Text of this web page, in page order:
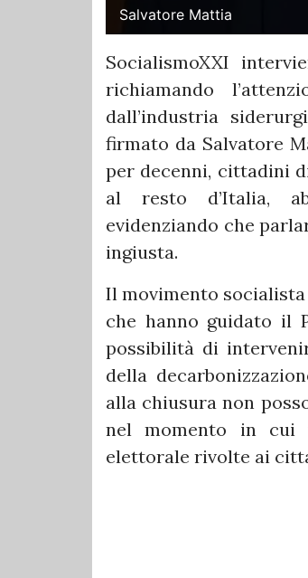
Salvatore Mattia
SocialismoXXI
richiamando
dall’industria
firmato da Salvatore
per decenni, cittadini
al resto d’Italia,
evidenziando che
ingiusta.
Il movimento
che hanno guidato il
possibilità di
della
alla chiusura non
nel momento in cui
elettorale rivolte ai